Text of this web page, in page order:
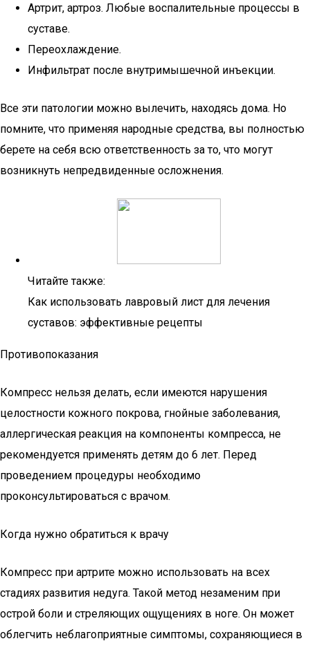
Артрит, артроз. Любые воспалительные процессы в
суставе.
Переохлаждение.
Инфильтрат после внутримышечной инъекции.
Все эти патологии можно вылечить, находясь дома. Но
помните, что применяя народные средства, вы полностью
берете на себя всю ответственность за то, что могут
возникнуть непредвиденные осложнения.
Читайте также:
Как использовать лавровый лист для лечения
суставов: эффективные рецепты
Противопоказания
Компресс нельзя делать, если имеются нарушения
целостности кожного покрова, гнойные заболевания,
аллергическая реакция на компоненты компресса, не
рекомендуется применять детям до 6 лет. Перед
проведением процедуры необходимо
проконсультироваться с врачом.
Когда нужно обратиться к врачу
Компресс при артрите можно использовать на всех
стадиях развития недуга. Такой метод незаменим при
острой боли и стреляющих ощущениях в ноге. Он может
облегчить неблагоприятные симптомы, сохраняющиеся в